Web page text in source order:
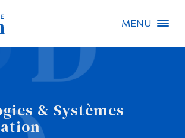
MENU
& Systèmes
Recherche sur le site
Recherche de personnes
EN